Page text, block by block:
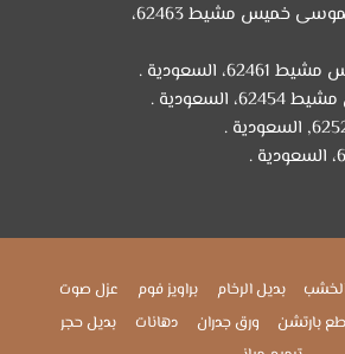
المركز الرئيسي: حي الموسى خميس مشيط 62463،
السعودية .
.
بديل الرخام براويز فوم
عزل صوت
بارتشن ورق جدران دهانات
بديل حجر